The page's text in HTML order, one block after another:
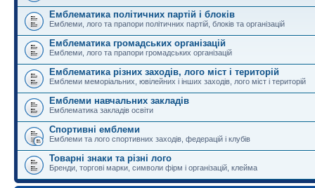
Емблематика політичних партій і блоків
Емблеми, лого та прапори політичних партій, блоків та організацій
Емблематика громадських організацій
Емблеми, лого та прапори громадських організацій
Емблематика різних заходів, лого міст і територій
Емблеми меморіальних, ювілейних і інших заходів, лого міст і територій
Емблеми навчальних закладів
Емблематика закладів освіти
Спортивні емблеми
Емблеми та лого спортивних заходів, федерацій і клубів
Товарні знаки та різні лого
Бренди, торгові марки, символи фірм і організацій, клейма